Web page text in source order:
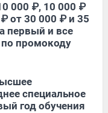
000 ₽, 10 000 ₽
от 30 000 ₽ и 35
первый и все
промокоду
специальное
год обучения